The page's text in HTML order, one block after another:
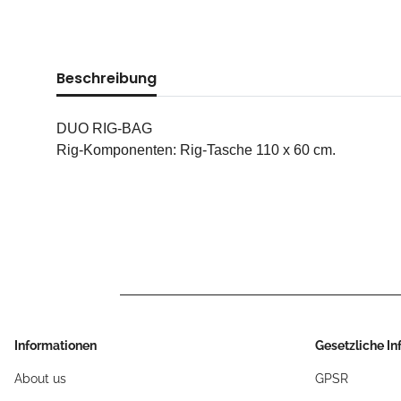
Beschreibung
DUO RIG-BAG
Rig-Komponenten: Rig-Tasche 110 x 60 cm.
Informationen
About us
Gesetzliche
GPSR